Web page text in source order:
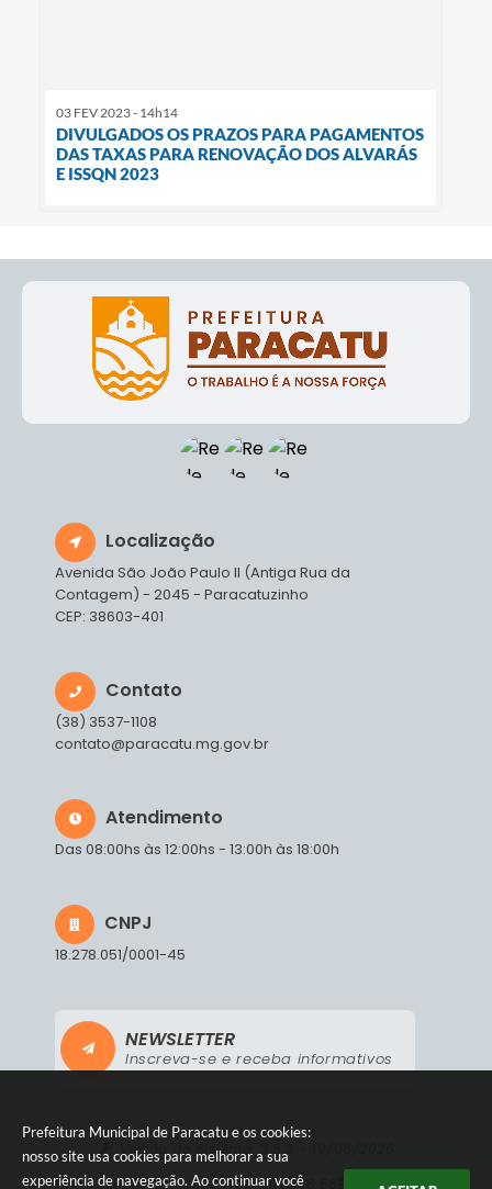
Prefeitura Municipal de Paracatu e os cookies:
nosso site usa cookies para melhorar a sua
experiência de navegação. Ao continuar você
03 FEV 2023 - 14h14
DIVULGADOS OS PRAZOS PARA PAGAMENTOS
DAS TAXAS PARA RENOVAÇÃO DOS ALVARÁS
E ISSQN 2023
Localização
Avenida São João Paulo II (Antiga Rua da
Contagem) - 2045 - Paracatuzinho
CEP: 38603-401
Contato
(38) 3537-1108
contato@paracatu.mg.gov.br
Atendimento
Das 08:00hs às 12:00hs - 13:00h às 18:00h
CNPJ
18.278.051/0001-45
NEWSLETTER
Inscreva-se e receba informativos
Versão do Sistema:
Portal atualizado em:06/08/2026 18:58 Dados Abertos